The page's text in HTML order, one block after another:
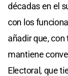
décadas en el
con los
añadir que,
mantiene
Electoral, que